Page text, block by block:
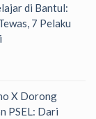
di Bantul:
7 Pelaku
X Dorong
PSEL: Dari